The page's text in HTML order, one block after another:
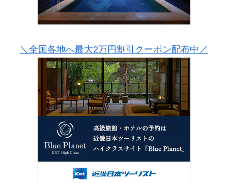
＼全国各地へ最大2万円割引クーポン配布中／